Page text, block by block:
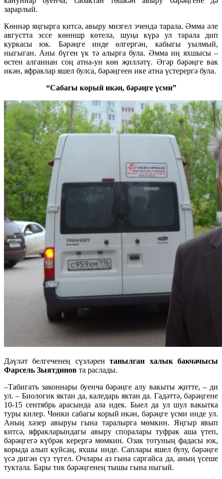
зарарлый.
Көннәр яңгырга китсә, авыру мизгел эчендә тарала. Әмма әле
августта эссе көнншр көтелә, шуңа күрә ул тарала дип
куркасы юк. Бәрәңге инде өлгергән, кабыгы уылмый,
ныгыган. Аны бүген үк тә алырга була. Әмма иң яхшысы –
өстен алганнан соң атна-ун көн җилләтү. Әгәр бәрәңге вак
икән, яфраклар яшел булса, бәрәңгеен ике атна үстерергә була.
“Сабагы корый икән, бәрәңге үсми”
Дәүләт белгеченең сүзләрентанылган халык бакчачысы
Фарсель Зыятдинов та раслады.
–Табигать законнары буенча бәрәңге алу вакыты җитте, – ди
ул. – Биологик яктан да, каледарь яктан да. Гадәттә, бәрәңгене
10-15 сентябрь арасында ала идек. Быел да ул шул вакытка
туры килер. Чөнки сабагы корый икән, бәрәңге үсми инде ул.
Аның хәзер авыруы гына таралырга мөмкин. Яңгыр явып
китсә, яфракларындагы авыру споралары туфрак аша үтеп,
бәрәңгегә күбрәк керергә мөмкин. Озак тотуның фадасы юк,
корыда алып куйсаң, яхшы инде. Саплары яшел булу, бәрәңге
үсә дигән сүз түгел. Очлары аз гына саргайса да, аның үсеше
туктала. Бары тик бәрәңгенең тышы гына ныгый.